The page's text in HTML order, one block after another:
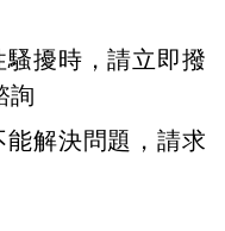
擾時，請立即撥
詢
解決問題，請求